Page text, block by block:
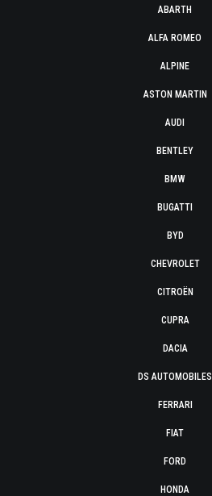
ABARTH
ALFA ROMEO
ALPINE
ASTON MARTIN
AUDI
BENTLEY
BMW
BUGATTI
BYD
CHEVROLET
CITROËN
CUPRA
DACIA
DS AUTOMOBILES
FERRARI
FIAT
FORD
HONDA